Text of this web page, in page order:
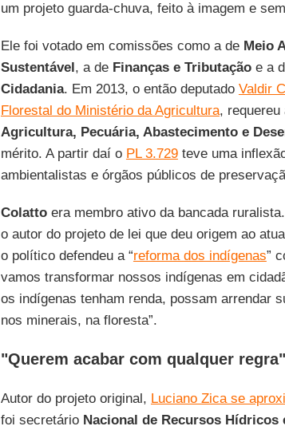
um projeto guarda-chuva, feito à imagem e
Ele foi votado em comissões como a de Meio
Sustentável, a deFinanças e Tributação e a
Cidadania. Em 2013, o então deputado Valdir
Florestal do Ministério da Agricultura, requereu
Agricultura, Pecuária, Abastecimento e
mérito. A partir daí o PL 3.729teve uma
ambientalistas e órgãos públicos de
Colattoera membro ativo da bancada
o autor do projeto de lei que deu origem ao
o político defendeu a “reforma dos indígenas”
vamos transformar nossos indígenas em
os indígenas tenham renda, possam arrendar
nos minerais, na floresta”.
"Querem acabar com qualquer
Autor do projeto original, Luciano Zica se
foi secretário Nacional de Recursos Hídricos